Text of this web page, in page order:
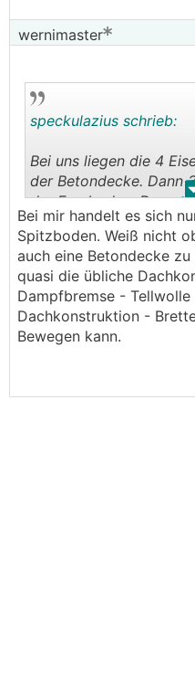
wernimaster
.
speckulazius schrieb:
Bei uns liegen die 4
der Betondecke. Dann
der Fussboden. Dann
Gewindestangen usw.
Reihenfolge bei dir. Ich
Betondecke. Es schaut
Holzbalken abgestützt.
setzt, dann sinkt deine
seh ich das falsch?
Bei mir handelt es sich
Spitzboden. Weiß nicht
auch eine Betondecke
quasi die übliche
Dampfbremse -
Dachkonstruktion -
Bewegen kann.